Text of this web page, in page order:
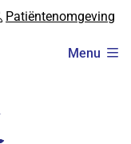
Patiëntenomgeving
Menu